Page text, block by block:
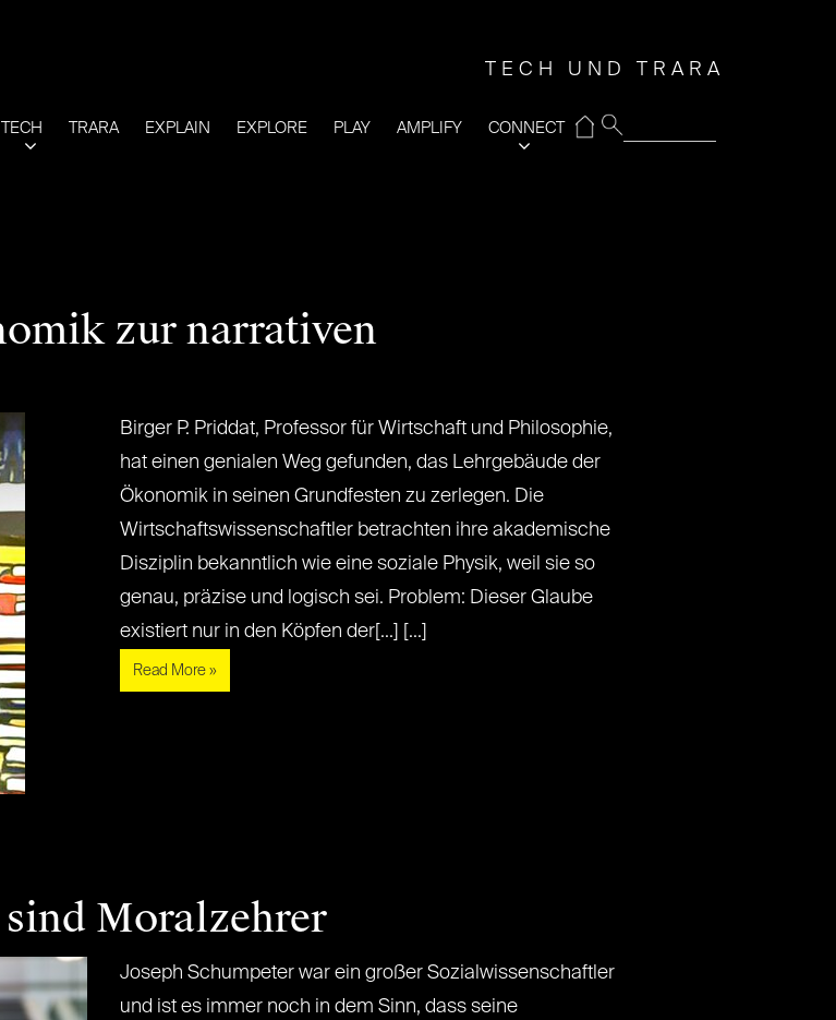
TECH UND TRARA
TECH TRARA EXPLAIN EXPLORE PLAY AMPLIFY CONNECT
⌂
zur narrativen
Birger P. Priddat, Professor für Wirtschaft und Philosophie,
hat einen genialen Weg gefunden, das Lehrgebäude der
Ökonomik in seinen Grundfesten zu zerlegen. Die
Wirtschaftswissenschaftler betrachten ihre akademische
Disziplin bekanntlich wie eine soziale Physik, weil sie so
genau, präzise und logisch sei. Problem: Dieser Glaube
existiert nur in den Köpfen der[...] [...]
Read More »
Moralzehrer
Joseph Schumpeter war ein großer Sozialwissenschaftler
und ist es immer noch in dem Sinn, dass seine